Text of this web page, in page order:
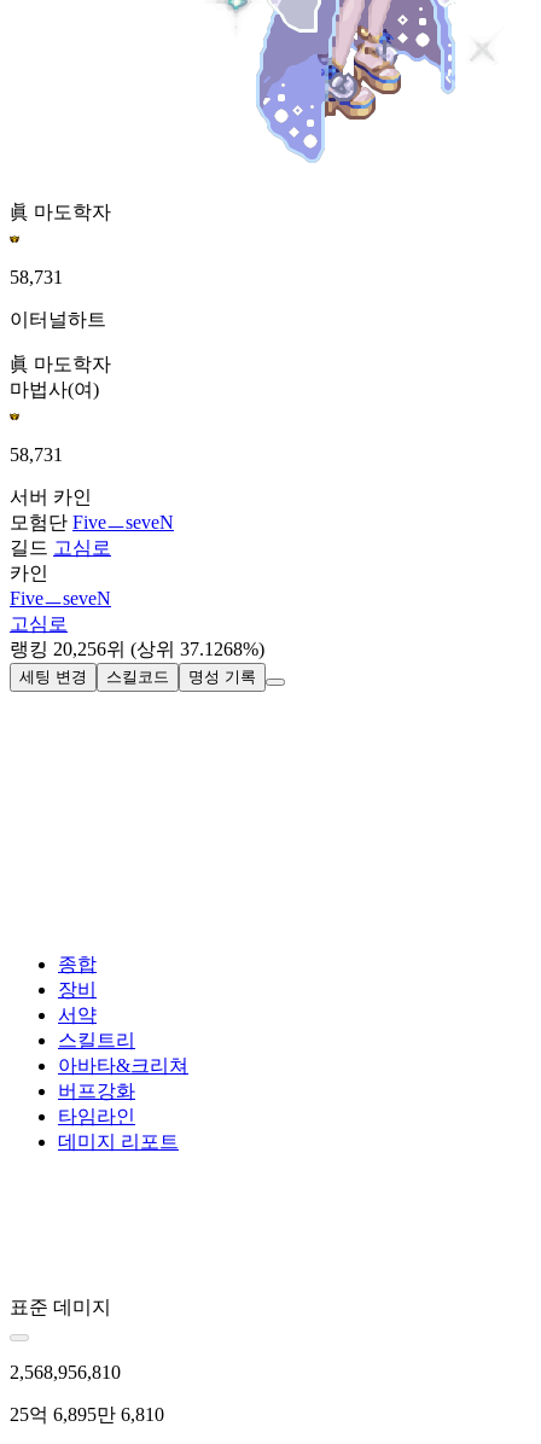
眞 마도학자
58,731
이터널하트
眞 마도학자
마법사(여)
58,731
서버 카인
모험단 FiveㅡseveN
길드 고심로
카인
FiveㅡseveN
고심로
랭킹 20,256위 (상위 37.1268%)
세팅 변경 스킬코드 명성 기록
종합
장비
서약
스킬트리
아바타&크리쳐
버프강화
타임라인
데미지 리포트
표준 데미지
2,568,956,810
25억 6,895만 6,810